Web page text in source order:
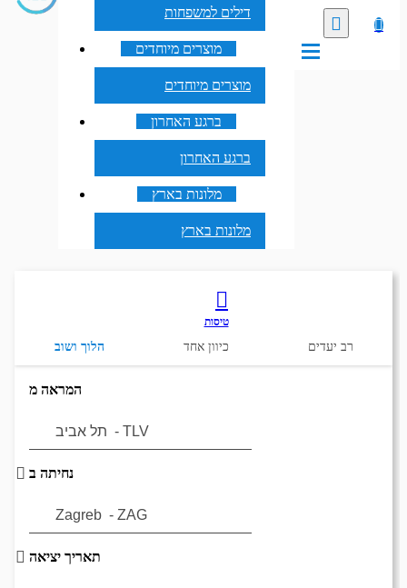
דילים למשפחות
מוצרים מיוחדים
מוצרים מיוחדים
ברגע האחרון
ברגע האחרון
מלונות בארץ
מלונות בארץ
טיסות
הלוך ושוב כיוון אחד רב יעדים
המראה מ
נחיתה ב
תאריך יציאה